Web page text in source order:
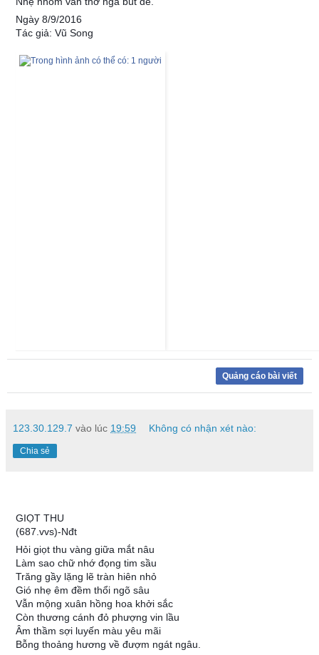
Ngày 8/9/2016
Tác giả: Vũ Song
Quảng cáo bài viết
123.30.129.7 vào lúc 19:59 Không có nhận xét nào:
Chia sẻ
GIỌT THU
(687.vvs)-Nđt
Hỏi giọt thu vàng giữa mắt nâu
Làm sao chữ nhớ đọng tim sầu
Trăng gầy lặng lẽ tràn hiên nhỏ
Gió nhẹ êm đềm thổi ngõ sâu
Vẫn mộng xuân hồng hoa khởi sắc
Còn thương cánh đỏ phượng vin lầu
Âm thầm sợi luyến màu yêu mãi
Bỗng thoảng hương về đượm ngát ngâu.